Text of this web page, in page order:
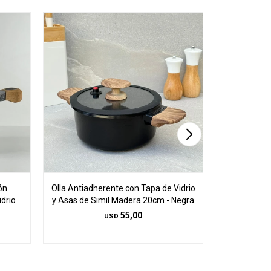
Olla Antiadherente con Tapa de Vidrio
y Asas de Simil Madera 20cm - Negra
USD 55,00